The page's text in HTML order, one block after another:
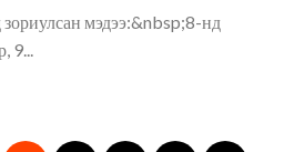
зориулсан мэдээ:&nbsp;8-нд
9...